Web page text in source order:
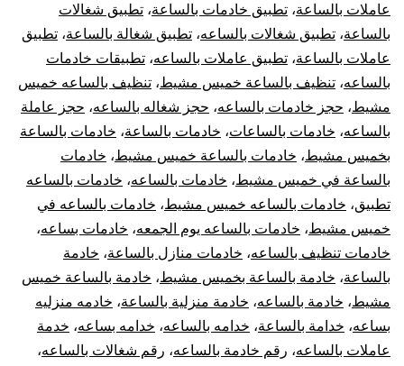
عاملات بالساعة، تطبيق خادمات بالساعة، تطبيق شغالات
بالساعة، تطبيق شغالات بالساعه، تطبيق شغالة بالساعة، تطبيق
عاملات بالساعة، تطبيق عاملات بالساعه، تطبيقات خادمات
بالساعه، تنظيف بالساعة خميس مشيط، تنظيف بالساعه خميس
مشيط، حجز خادمات بالساعه، حجز شغاله بالساعه، حجز عاملة
بالساعه، خادمات بالساعات، خادمات بالساعة، خادمات بالساعة
بخميس مشيط، خادمات بالساعة خميس مشيط، خادمات
بالساعة في خميس مشيط، خادمات بالساعه، خادمات بالساعه
تطبيق، خادمات بالساعه خميس مشيط، خادمات بالساعه في
خميس مشيط، خادمات بالساعه يوم الجمعه، خادمات بساعه،
خادمات تنظيف بالساعه، خادمات منازل بالساعة، خادمة
بالساعة، خادمة بالساعة بخميس مشيط، خادمة بالساعة خميس
مشيط، خادمة بالساعه، خادمة منزلية بالساعة، خادمه منزليه
بساعه، خدامة بالساعة، خدامه بالساعه، خدامه بساعه، خدمة
عاملات بالساعه، رقم خادمة بالساعه، رقم شغالات بالساعه،